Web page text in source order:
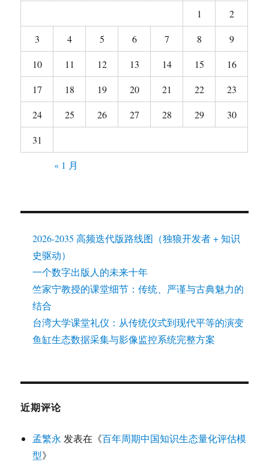
1
2
3
4 5 6 7 8
9
10
11 12 13 14 15
16
17
18 19 20 21 22
23
24
25 26 27 28 29
30
31
« 1 月
2026-2035 高频迭代版路线图（独狼开发者 + 知识
史驱动）
一个数字出版人的未来十年
竺家宁教授的课堂细节：传统、严谨与古典魅力的
结合
台湾大学课堂礼仪：从传统仪式到现代平等的演变
鱼缸生态数据采集与影像监控系统完整方案
近期评论
孟繁永 发表在《百年周期中国知识生态量化评估模
型》